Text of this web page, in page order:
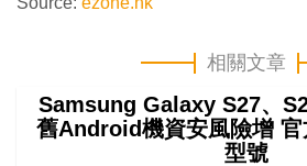
相關文章
Samsung Galaxy S27、
舊Android機資安風險增
型號